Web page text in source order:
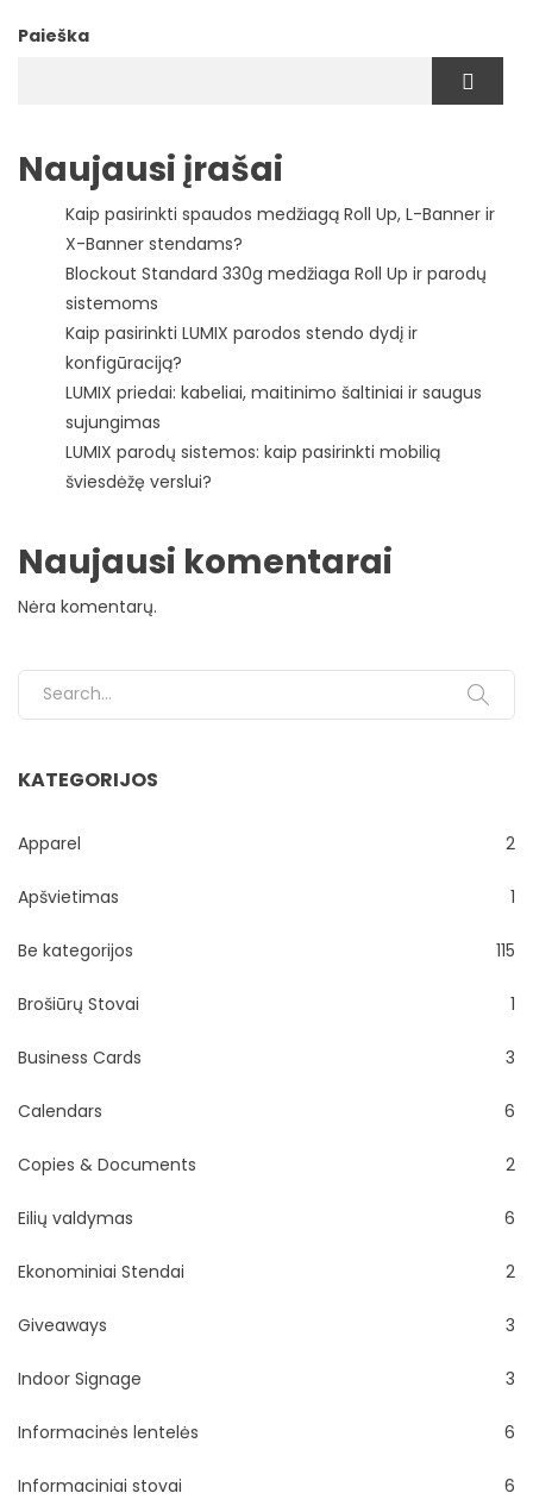
Paieška
Naujausi įrašai
Kaip pasirinkti spaudos medžiagą Roll Up, L-Banner ir
X-Banner stendams?
Blockout Standard 330g medžiaga Roll Up ir parodų
sistemoms
Kaip pasirinkti LUMIX parodos stendo dydį ir
konfigūraciją?
LUMIX priedai: kabeliai, maitinimo šaltiniai ir saugus
sujungimas
LUMIX parodų sistemos: kaip pasirinkti mobilią
šviesdėžę verslui?
Naujausi komentarai
Nėra komentarų.
Search for:
KATEGORIJOS
Apparel 2
Apšvietimas 1
Be kategorijos 115
Brošiūrų Stovai 1
Business Cards 3
Calendars 6
Copies & Documents 2
Eilių valdymas 6
Ekonominiai Stendai 2
Giveaways 3
Indoor Signage 3
Informacinės lentelės 6
Informaciniai stovai 6